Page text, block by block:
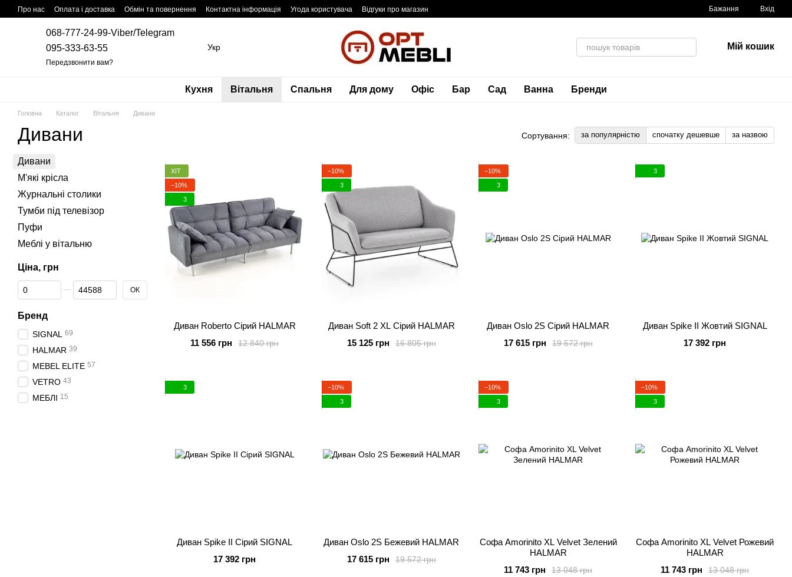
Перейти до основного контенту
Про нас Оплата і доставка Обмін та повернення Контактна інформація Угода користувача Відгуки про магазин Бажання Вхід
068-777-24-99-Viber/Telegram
095-333-63-55
Передзвонити вам?
Укр Мій кошик
Кухня Вітальня Спальня Для дому Офіс Бар Сад Ванна Бренди
Головна Каталог Вітальня Дивани
Дивани Сортування: за популярністю спочатку дешевше за назвою
ХІТ
−10%
3
Диван Roberto Сірий HALMAR
12 840 грн
11 556 грн
−10%
3
Диван Soft 2 XL Сірий HALMAR
16 805 грн
15 125 грн
−10%
3
Диван Oslo 2S Сірий HALMAR
19 572 грн
17 615 грн
3
Диван Spike II Жовтий SIGNAL
17 392 грн
3
Диван Spike II Сірий SIGNAL
17 392 грн
−10%
3
Диван Oslo 2S Бежевий HALMAR
19 572 грн
17 615 грн
−10%
3
Софа Amorinito XL Velvet Зелений
HALMAR
13 048 грн
11 743 грн
−10%
3
Софа Amorinito XL Velvet Рожевий
HALMAR
13 048 грн
11 743 грн
Дивани
М'які крісла
Журнальні столики
Тумби під телевізор
Пуфи
Меблі у вітальню
Ціна, грн
Від Ціна, грн
До Ціна, грн ОК
Бренд
SIGNAL 69
HALMAR 39
MEBEL ELITE 57
VETRO 43
МЕБЛІ 15